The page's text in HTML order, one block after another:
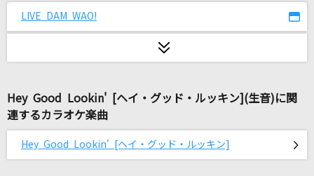
乃木坂46
フジファブリック
[生音]KissHug
aiko
ライラック
LIVE DAM WAO!
Hey Good Lookin' [ヘイ・グッド・ルッキン](生音)に関
連するカラオケ楽曲
Hey Good Lookin' [ヘイ・グッド・ルッキン]